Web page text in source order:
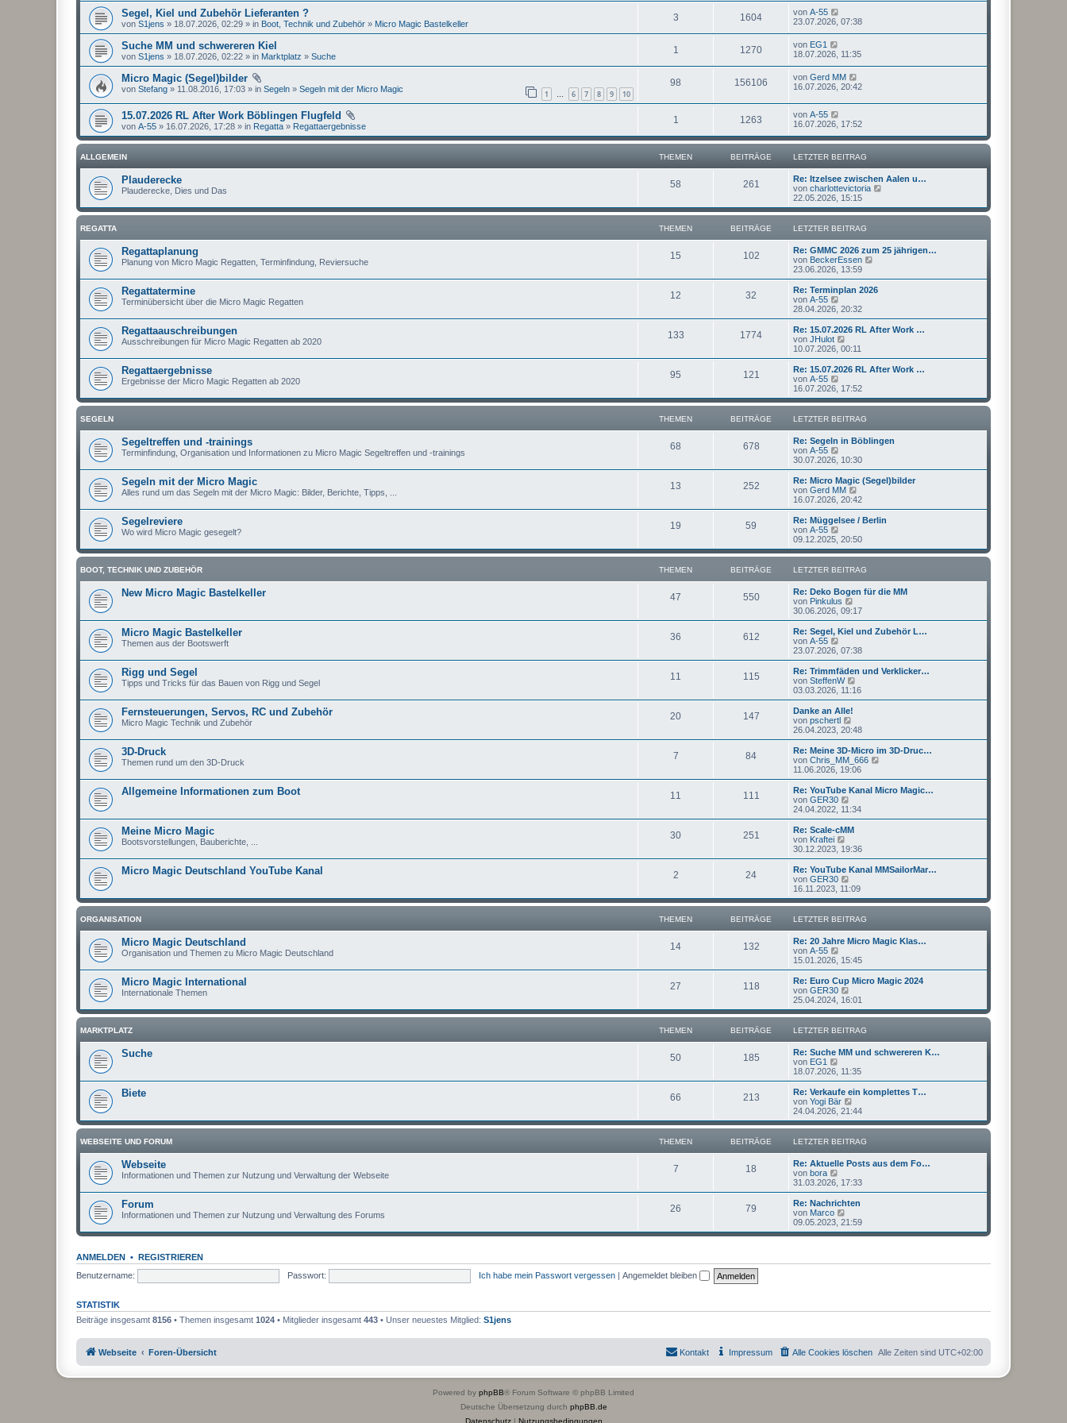
Segel, Kiel und Zubehör Lieferanten ?
von S1jens » 18.07.2026, 02:29 » in Boot, Technik und Zubehör » Micro Magic Bastelkeller
3 1604 von A-55
23.07.2026, 07:38
Suche MM und schwereren Kiel
von S1jens » 18.07.2026, 02:22 » in Marktplatz » Suche
1 1270 von EG1
18.07.2026, 11:35
Micro Magic (Segel)bilder
1 … 6 7 8 9 10
von Stefang » 11.08.2016, 17:03 » in Segeln » Segeln mit der Micro Magic
98 156106 von Gerd MM
16.07.2026, 20:42
15.07.2026 RL After Work Böblingen Flugfeld
von A-55 » 16.07.2026, 17:28 » in Regatta » Regattaergebnisse
1 1263 von A-55
16.07.2026, 17:52
ALLGEMEIN THEMEN BEITRÄGE LETZTER BEITRAG
Plauderecke
Plauderecke, Dies und Das
58 261
Re: Itzelsee zwischen Aalen u…
von charlottevictoria
u
e
r
i
g
22.05.2026, 15:15
REGATTA THEMEN BEITRÄGE LETZTER BEITRAG
Regattaplanung
Planung von Micro Magic Regatten, Terminfindung, Reviersuche
15 102
Re: GMMC 2026 zum 25 jährigen…
von BeckerEssen
u
e
r
B
r
23.06.2026, 13:59
Regattatermine
Terminübersicht über die Micro Magic Regatten
12 32
Re: Terminplan 2026
von A-55
e
u
e
s
t
r
B
e
t
a
g
28.04.2026, 20:32
Regattaauschreibungen
Ausschreibungen für Micro Magic Regatten ab 2020
133 1774
Re: 15.07.2026 RL After Work …
von JHulot
e
u
e
t
r
B
e
i
t
a
g
10.07.2026, 00:11
Regattaergebnisse
Ergebnisse der Micro Magic Regatten ab 2020
95 121
Re: 15.07.2026 RL After Work …
von A-55
e
u
e
s
r
e
i
t
r
a
g
16.07.2026, 17:52
SEGELN THEMEN BEITRÄGE LETZTER BEITRAG
Segeltreffen und -trainings
Terminfindung, Organisation und Informationen zu Micro Magic Segeltreffen und -trainings
68 678
Re: Segeln in Böblingen
von A-55
e
u
e
s
t
r
B
e
i
t
a
g
30.07.2026, 10:30
Segeln mit der Micro Magic
Alles rund um das Segeln mit der Micro Magic: Bilder, Berichte, Tipps, ...
13 252
Re: Micro Magic (Segel)bilder
von Gerd MM
e
u
e
t
r
B
e
i
t
a
g
16.07.2026, 20:42
Segelreviere
Wo wird Micro Magic gesegelt?
19 59
Re: Müggelsee / Berlin
von A-55
e
u
e
s
r
B
e
i
t
a
g
09.12.2025, 20:50
BOOT, TECHNIK UND ZUBEHÖR THEMEN BEITRÄGE LETZTER BEITRAG
New Micro Magic Bastelkeller 47 550
Re: Deko Bogen für die MM
von Pinkulus
e
u
e
t
B
e
i
g
30.06.2026, 09:17
Micro Magic Bastelkeller
Themen aus der Bootswerft
36 612
Re: Segel, Kiel und Zubehör L…
von A-55
e
u
e
s
t
r
B
e
i
r
a
g
23.07.2026, 07:38
Rigg und Segel
Tipps und Tricks für das Bauen von Rigg und Segel
11 115
Re: Trimmfäden und Verklicker…
von SteffenW
e
u
t
r
B
e
i
r
g
03.03.2026, 11:16
Fernsteuerungen, Servos, RC und Zubehör
Micro Magic Technik und Zubehör
20 147
Danke an Alle!
von pschertl
e
u
e
s
t
r
B
e
i
r
g
26.04.2023, 20:48
3D-Druck
Themen rund um den 3D-Druck
7 84
Re: Meine 3D-Micro im 3D-Druc…
von Chris_MM_666
u
e
r
11.06.2026, 19:06
Allgemeine Informationen zum Boot 11 111
Re: YouTube Kanal Micro Magic…
von GER30
e
u
e
t
r
B
e
i
t
a
g
24.04.2022, 11:34
Meine Micro Magic
Bootsvorstellungen, Bauberichte, ...
30 251
Re: Scale-cMM
von Kraftei
e
u
e
s
t
r
B
e
i
t
a
g
30.12.2023, 19:36
Micro Magic Deutschland YouTube Kanal 2 24
Re: YouTube Kanal MMSailorMar…
von GER30
e
u
e
s
r
e
i
t
a
g
16.11.2023, 11:09
ORGANISATION THEMEN BEITRÄGE LETZTER BEITRAG
Micro Magic Deutschland
Organisation und Themen zu Micro Magic Deutschland
14 132
Re: 20 Jahre Micro Magic Klas…
von A-55
e
u
e
s
t
r
B
e
i
t
a
g
15.01.2026, 15:45
Micro Magic International
Internationale Themen
27 118
Re: Euro Cup Micro Magic 2024
von GER30
e
u
e
s
r
e
i
t
r
a
g
25.04.2024, 16:01
MARKTPLATZ THEMEN BEITRÄGE LETZTER BEITRAG
Suche 50 185
Re: Suche MM und schwereren K…
von EG1
e
u
e
s
t
r
B
e
i
t
a
g
18.07.2026, 11:35
Biete 66 213
Re: Verkaufe ein komplettes T…
von Yogi Bär
e
u
e
s
r
e
i
t
a
g
24.04.2026, 21:44
WEBSEITE UND FORUM THEMEN BEITRÄGE LETZTER BEITRAG
Webseite
Informationen und Themen zur Nutzung und Verwaltung der Webseite
7 18
Re: Aktuelle Posts aus dem Fo…
von bora
e
u
e
s
t
r
i
31.03.2026, 17:33
Forum
Informationen und Themen zur Nutzung und Verwaltung des Forums
26 79
Re: Nachrichten
von Marco
e
u
09.05.2023, 21:59
ANMELDEN • REGISTRIEREN
Benutzername:
Passwort: Ich habe mein Passwort vergessen | Angemeldet bleiben
STATISTIK
Beiträge insgesamt 8156 • Themen insgesamt 1024 • Mitglieder insgesamt 443 • Unser neuestes Mitglied: S1jens
Webseite Foren-Übersicht Alle Zeiten sind UTC+02:00
Alle Cookies löschen
Impressum
Kontakt
Powered by phpBB® Forum Software © phpBB Limited
Deutsche Übersetzung durch phpBB.de
Datenschutz| Nutzungsbedingungen